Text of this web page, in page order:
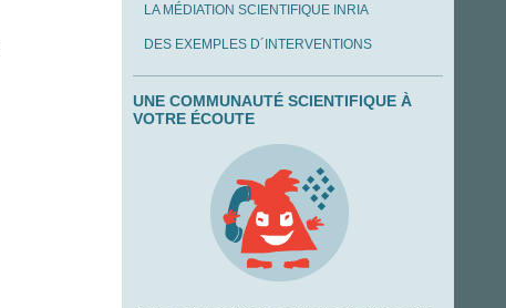
LA MÉDIATION SCIENTIFIQUE INRIA
DES EXEMPLES D´INTERVENTIONS
UNE COMMUNAUTÉ SCIENTIFIQUE À
VOTRE ÉCOUTE